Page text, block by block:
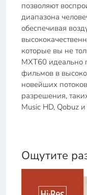
позволяют
диапазона
обеспечивая
которые вы не
MXT60 идеально
фильмов в
новейших
разрешения,
Music HD, Qobuz
Ощутите